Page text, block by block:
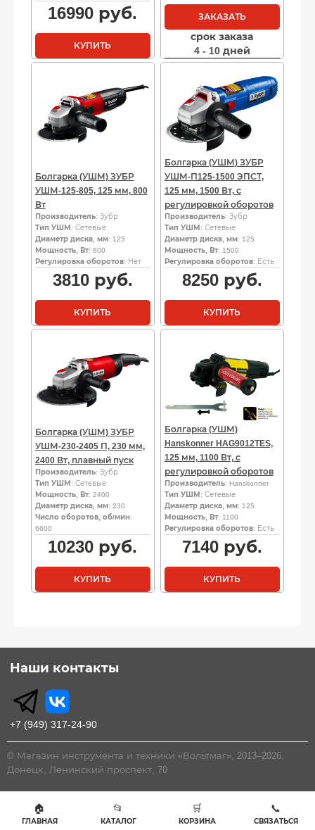
16990 руб.
КУПИТЬ
ЗАКАЗАТЬ
срок заказа
4 - 10 дней
Болгарка (УШМ) ЗУБР
УШМ-125-805, 125 мм, 800
Вт
Производитель: Зубр
Тип УШМ : Сетевые
Диаметр диска, мм: 125
Мощность, Вт: 800
Регулировка оборотов: Нет
3810руб.
КУПИТЬ
Болгарка (УШМ) ЗУБР
УШМ-П125-1500 ЭПСТ,
125 мм, 1500 Вт, с
регулировкой оборотов
Производитель: Зубр
Тип УШМ : Сетевые
Диаметр диска, мм: 125
Мощность, Вт: 1500
Регулировка оборотов: Есть
8250руб.
КУПИТЬ
Болгарка (УШМ) ЗУБР
УШМ-230-2405 П, 230 мм,
2400 Вт, плавный пуск
Производитель: Зубр
Тип УШМ : Сетевые
Мощность, Вт: 2400
Диаметр диска, мм: 230
Число оборотов, об/мин:
6600
10230 руб.
КУПИТЬ
Болгарка (УШМ)
Hanskonner HAG9012TES,
125 мм, 1100 Вт, с
регулировкой оборотов
Производитель: Hanskonner
Тип УШМ : Сетевые
Диаметр диска, мм: 125
Мощность, Вт: 1100
Регулировка оборотов: Есть
7140руб.
КУПИТЬ
Наши контакты
+7 (949) 317-24-90
© Магазин инструмента и техники «Вольтмаг», 2013–2026.
Донецк, Ленинский проспект, 70
🏠
ГЛАВНАЯ
📂
КАТАЛОГ
🛒
КОРЗИНА
📞
СВЯЗАТЬСЯ